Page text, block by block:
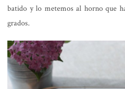
batido y lo metemos al horno que
grados.